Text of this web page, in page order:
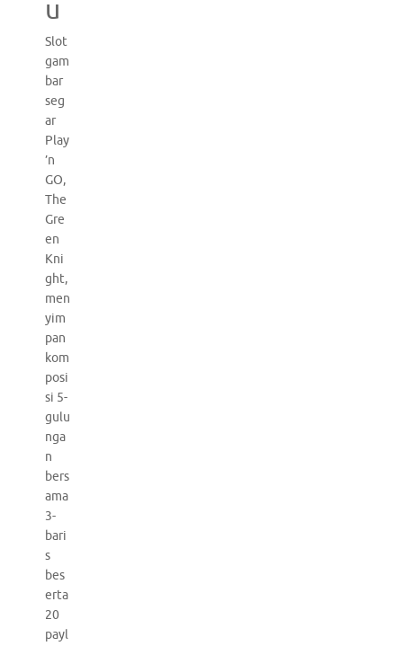
u
Slot
gam
bar
seg
ar
Play
’n
GO,
The
Gre
en
Kni
ght,
men
yim
pan
kom
posi
si 5-
gulu
nga
n
bers
ama
3-
bari
s
bes
erta
20
payl